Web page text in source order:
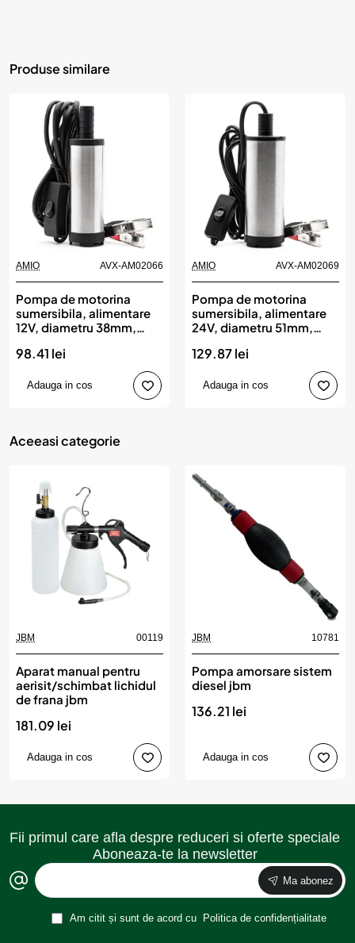
Produse similare
AMIO AVX-AM02066
Pompa de motorina
sumersibila, alimentare
12V, diametru 38mm,
98.41 lei
Adauga in cos
AMIO AVX-AM02069
Pompa de motorina
sumersibila, alimentare
24V, diametru 51mm,
129.87 lei
Adauga in cos
Aceeasi categorie
JBM 00119
Aparat manual pentru
aerisit/schimbat lichidul
de frana jbm
181.09 lei
Adauga in cos
JBM 10781
Pompa amorsare sistem
diesel jbm
136.21 lei
Adauga in cos
Fii primul care afla despre reduceri si oferte speciale
Aboneaza-te la newsletter
Ma abonez
Am citit și sunt de acord cu Politica de confidențialitate